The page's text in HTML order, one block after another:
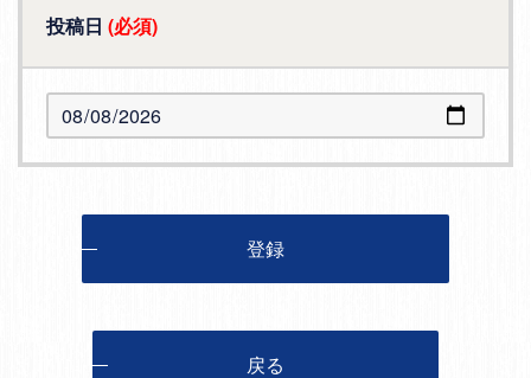
投稿日 (必須)
登録
戻る